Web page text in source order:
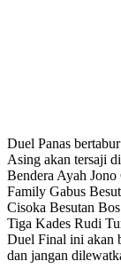
Duel Panas
Asing akan tersaji
Bendera Ayah
Family Gabus
Cisoka Besutan
Tiga Kades Rudi
Duel Final ini akan
dan jangan